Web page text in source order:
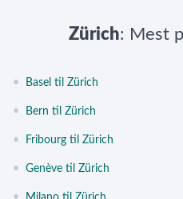
Zürich: Mest
• Basel til Zürich
• Bern til Zürich
• Fribourg til Zürich
• Genève til Zürich